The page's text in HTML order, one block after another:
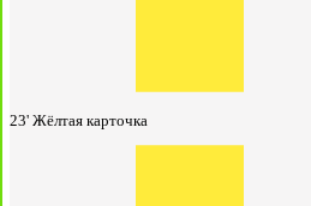
23' Жёлтая карточка